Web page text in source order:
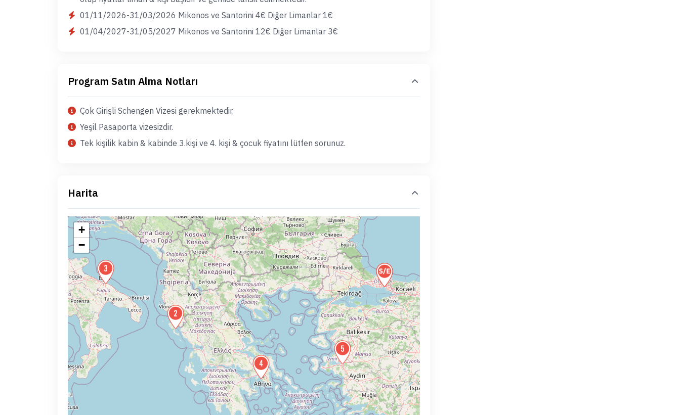
01/11/2026-31/03/2026 Mikonos ve Santorini 4€ Diğer Limanlar 1€
01/04/2027-31/05/2027 Mikonos ve Santorini 12€ Diğer Limanlar 3€
Program Satın Alma Notları
Çok Girişli Schengen Vizesi gerekmektedir.
Yeşil Pasaporta vizesizdir.
Tek kişilik kabin & kabinde 3.kişi ve 4. kişi & çocuk fiyatını lütfen sorunuz.
Harita
+
−